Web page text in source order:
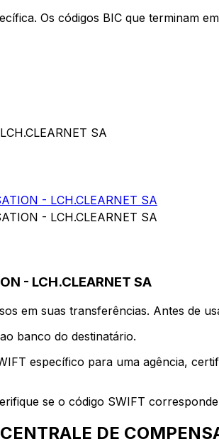
Os códigos BIC que terminam
SA
- LCH.CLEARNET SA
- LCH.CLEARNET SA
- LCH.CLEARNET SA
em suas transferências. Antes de
banco do destinatário.
específico para uma agência,
se o código SWIFT
DE